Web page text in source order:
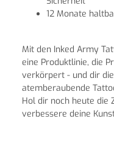
12 Monate
Mit den Inked Army
eine Produktlinie, die
verkörpert - und dir
atemberaubende
Hol dir noch heute die
verbessere deine